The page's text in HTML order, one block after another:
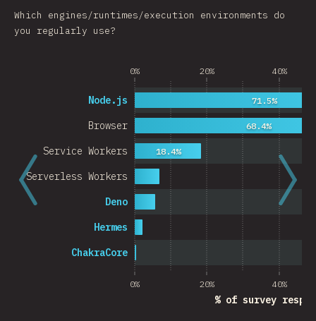
Which engines/runtimes/execution environments do
you regularly use?
0% 20% 40%
0% 20% 40%
% of survey
ChakraCore
Hermes
Deno
Serverless Workers
Service Workers
Browser
Node.js
18.4%
68.4%
71.5%